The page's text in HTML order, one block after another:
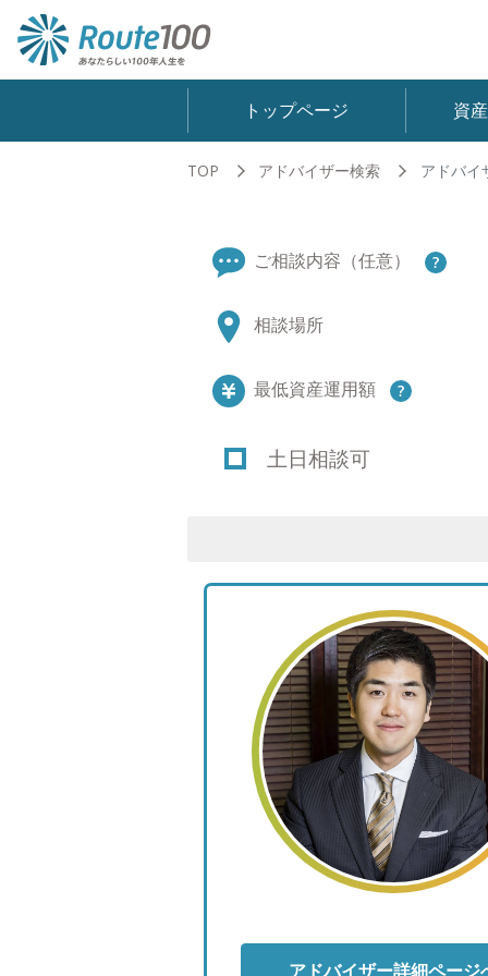
トップページ 資
TOP アドバイザー検索 アドバイ
ご相談内容（任意）
相談場所
最低資産運用額
土日相談可
アドバイザー詳細ページ